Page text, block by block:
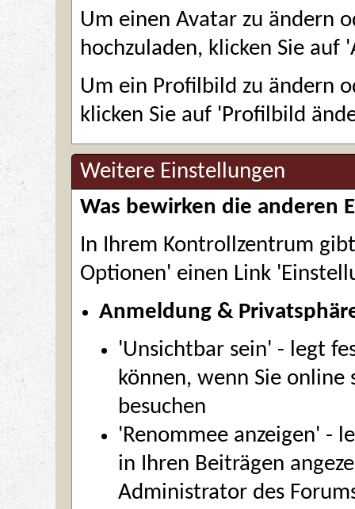
Um einen Avatar zu ändern
hochzuladen, klicken Sie auf '
Um ein Profilbild zu ändern
klicken Sie auf 'Profilbild
Weitere Einstellungen
Was bewirken die anderen
In Ihrem Kontrollzentrum
Optionen' einen Link '
Anmeldung &
'Unsichtbar sein' - legt
können, wenn Sie online
besuchen
'Renommee anzeigen' -
in Ihren Beiträgen
Administrator des